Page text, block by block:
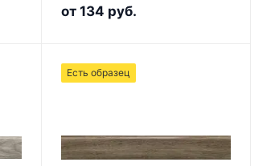
от134 руб.
Есть образец